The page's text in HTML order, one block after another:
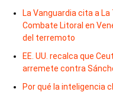
La Vanguardia cita a
Combate Litoral en
del terremoto
EE. UU. recalca que
arremete contra
Por qué la inteligencia